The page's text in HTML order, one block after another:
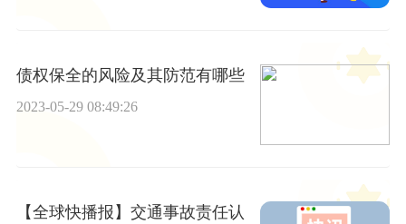
债权保全的风险及其防范有哪些
2023-05-29 08:49:26
【全球快播报】交通事故责任认